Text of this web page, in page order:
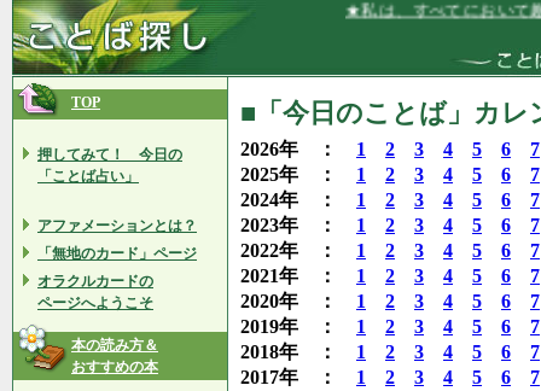
★私は、すべてにおいて趣味がい
TOP
押してみて！ 今日の
「ことば占い」
アファメーションとは？
「無地のカード」ページ
オラクルカードの
ページへようこそ
本の読み方＆
おすすめの本
■「今日のことば」カ
2026年 ： 1 2 3 4 5 6
7
2025年 ： 1 2 3 4 5 6
7
2024年 ： 1 2 3 4 5 6
7
2023年 ： 1 2 3 4 5 6
7
2022年 ： 1 2 3 4 5 6
7
2021年 ： 1 2 3 4 5 6
7
2020年 ： 1 2 3 4 5 6
7
2019年 ： 1 2 3 4 5 6
7
2018年 ： 1 2 3 4 5 6
7
2017年 ： 1 2 3 4 5 6
7